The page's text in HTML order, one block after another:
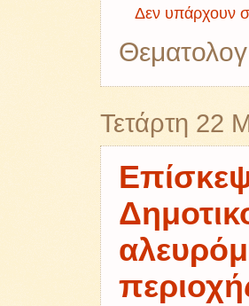
Δεν υπάρχουν
Τετάρτη 22